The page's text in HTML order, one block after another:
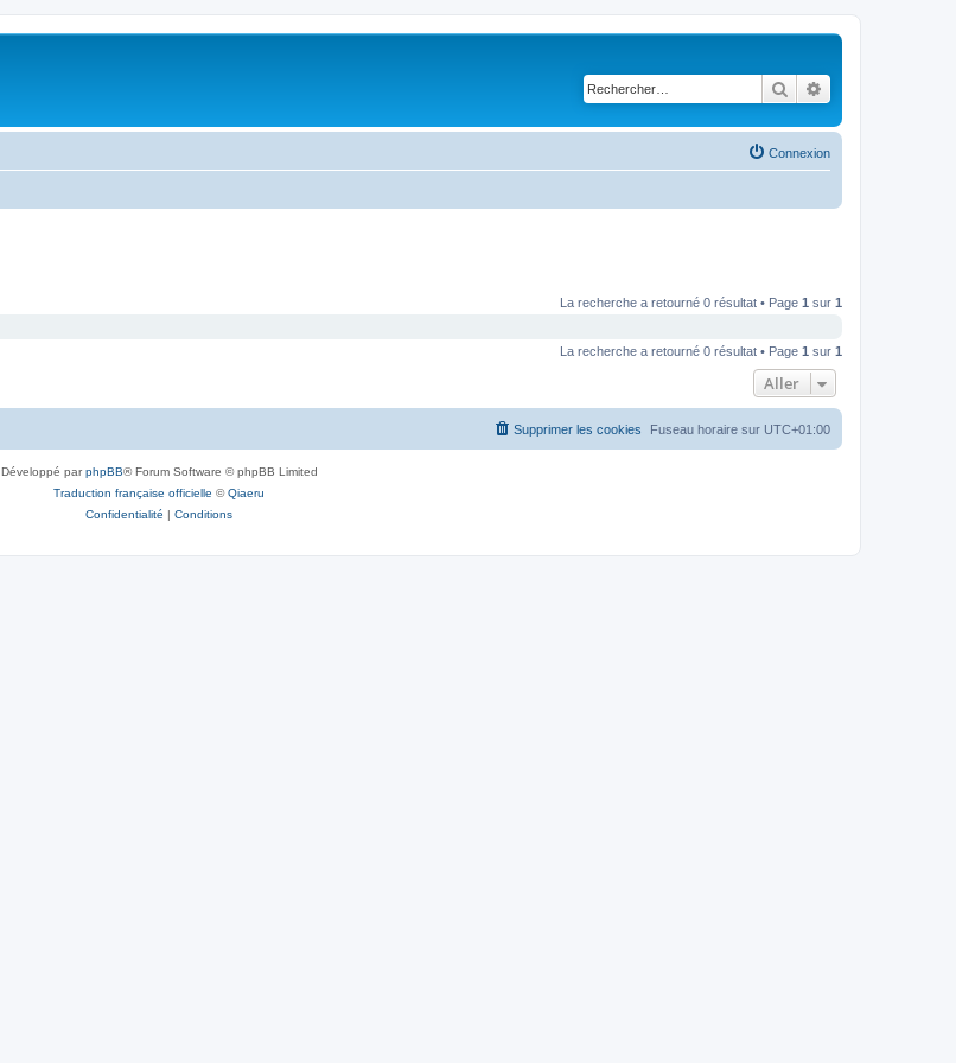
Rechercher
Connexion
La recherche a retourné 0 résultat • Page 1 sur 1
La recherche a retourné 0 résultat • Page 1 sur 1
Aller
Fuseau horaire sur UTC+01:00
Supprimer les cookies
Développé parphpBB® Forum Software © phpBB Limited
Traduction française officielle ©Qiaeru
Confidentialité | Conditions